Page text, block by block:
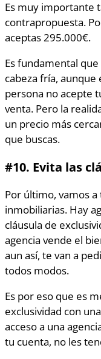
Es muy importante
contrapropuesta.
aceptas 295.000€.
Es fundamental
cabeza fría,
persona no acepte
venta. Pero la
un precio más
que buscas.
#10. Evita las
Por último, vamos
inmobiliarias. Hay
cláusula de
agencia vende el
aun así, te van a
todos modos.
Es por eso que es
exclusividad con
acceso a una
tu cuenta, no les